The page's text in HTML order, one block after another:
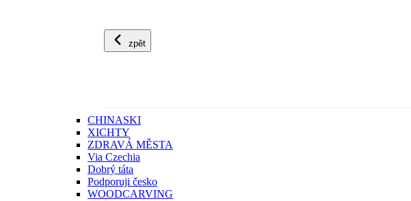
zpět
CHINASKI
XICHTY
ZDRAVÁ MĚSTA
Via Czechia
Dobrý táta
Podporuji česko
WOODCARVING